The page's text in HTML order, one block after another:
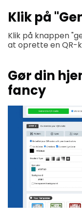
Klik på
Klik på knappen
at oprette en QR-
Gør din
fancy